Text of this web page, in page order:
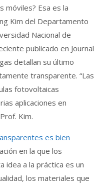
móviles? Esa es la
Kim del Departamento
Nacional de
publicado en Journal
detallan su último
transparente. “Las
fotovoltaicas
aplicaciones en
Kim.
es bien
en la que los
idea a la práctica es un
los materiales que